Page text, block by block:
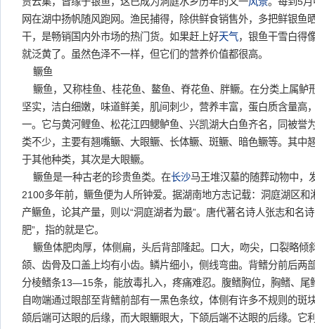
网在湖中扬帆随风跑网。渔民捕得，除供鲜食销售外，多把鲜银鱼
干，是畅销国内外市场的热门货。如果赶上好天气，银鱼干雪白得
就泛黄了。虽然色泽不一样，但它们的营养价值都很高。
鳜鱼
鳜鱼，又称桂鱼、桂花鱼、鳌鱼、脊花鱼、胖鳜。在分类上属鲈
坚实，洁白细嫩，味道鲜美，肌间刺少，营养丰富，蛋白质含量高
一。它与黄河鲤鱼、松花江四鳃鲈鱼、兴凯湖大白鱼齐名，同被誉
类不少，主要有翘嘴鳜、大眼鳜、长体鳜、斑鳜、暗色鳜等。其中
于其他种类，其次是大眼鳜。
鳜鱼是一种古老的珍贵鱼类。在长沙马王堆汉墓的随葬动物中，
2100多年前，鳜鱼便为人所钟爱。据湖南地方志记载：洞庭湖区
产鳜鱼，论其产量，则以“洞庭湖者为最”。唐代著名诗人张志和名
肥”，指的就是它。
鳜鱼体肥肉厚，体侧扁，头后背部隆起。口大，吻尖，口裂略倾
颌、齿骨及口盖上均有小齿。鳞片细小，侧线弯曲。背鳍分前后两
分棱鳍条13—15条，能放毒扎入，疼痛难忍。腹鳍胸位，胸鳍、尾
自吻端通过眼部至背鳍前部有一黑色条纹，体侧有许多不规则的斑
颌后端可达眼的后缘，而大眼鳜眼大，下颌后端不达眼的后缘。它